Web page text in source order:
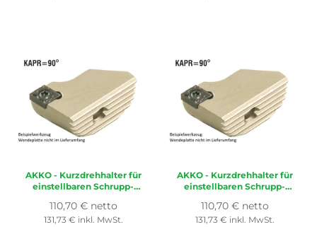
AKKO- Kurzdrehhalter für
einstellbaren Schrupp-
für Wendeplatte ISO
CC..1204..
Normaler
Preis
110,70 € netto
131,73 € inkl. MwSt.
AKKO- Kurzdrehhalter für
einstellbaren Schrupp-
für Wendeplatte ISO
CC..1204..
Normaler
Preis
110,70 € netto
131,73 € inkl. MwSt.